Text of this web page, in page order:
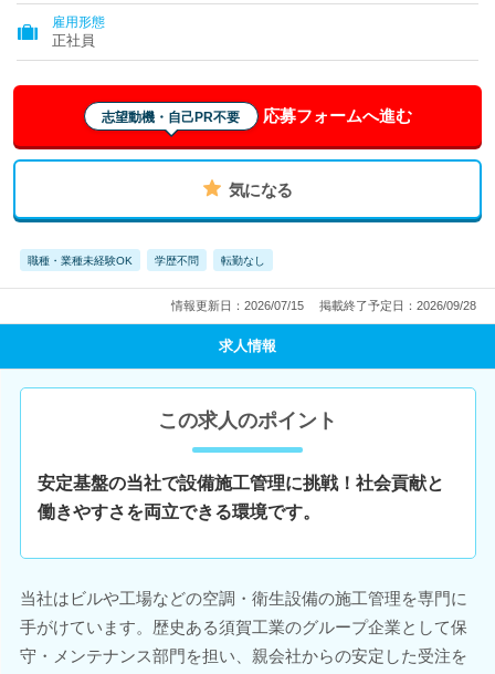
雇用形態
正社員
志望動機・自己PR不要 応募フォームへ進む
気になる
職種・業種未経験OK 学歴不問 転勤なし
情報更新日：2026/07/15 掲載終了予定日：2026/09/28
求人情報
この求人のポイント
安定基盤の当社で設備施工管理に挑戦！社会貢献と
働きやすさを両立できる環境です。
当社はビルや工場などの空調・衛生設備の施工管理を専門に
手がけています。歴史ある須賀工業のグループ企業として保
守・メンテナンス部門を担い、親会社からの安定した受注を